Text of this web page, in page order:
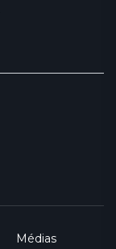
Médias